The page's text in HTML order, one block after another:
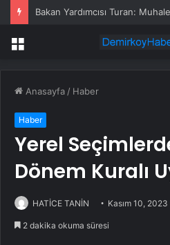
Bakan Yardımcısı Turan:
Menü
Anasayfa / Haber
Haber
Yerel
Dönem Kuralı
HATİCE TANİN Kasım 10, 2023
2 dakika okuma süresi